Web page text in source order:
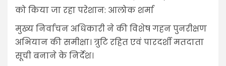
को किया जा रहा परेशान: आलोक शर्मा
मुख्य निर्वाचन अधिकारी ने की विशेष गहन पुनरीक्षण
अभियान की समीक्षा। त्रुटि रहित एवं पारदर्शी मतदाता
सूची बनाने के निर्देश।